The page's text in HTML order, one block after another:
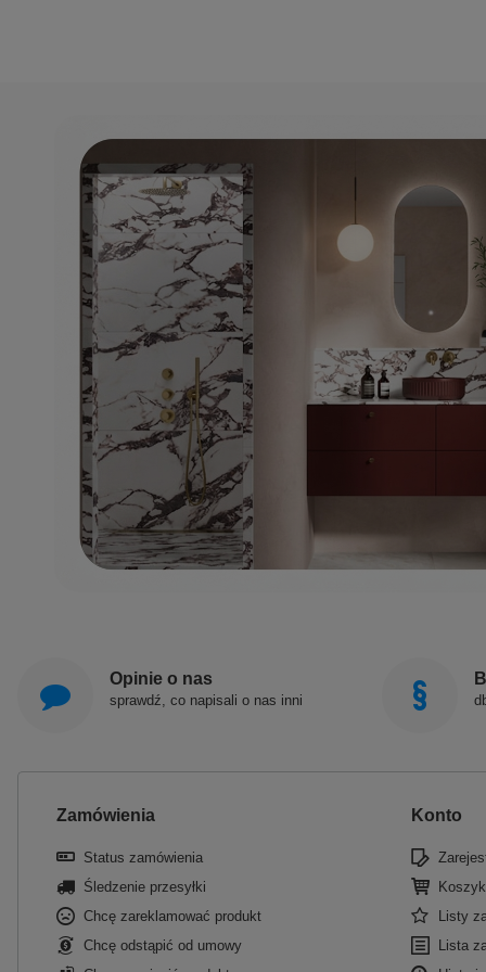
Opinie o nas
sprawdź, co napisali o nas inni
Zamówienia
Status zamówienia
Śledzenie przesyłki
Chcę zareklamować produkt
Chcę odstąpić od umowy
Konto
Koszyk
Listy
Lista